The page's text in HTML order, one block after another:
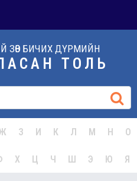
ЗӨВ БИЧИХ ДҮРМИЙН
ТОЛЬ
З И К Л М Н О
Х Ц Ч Ш Э Ю Я